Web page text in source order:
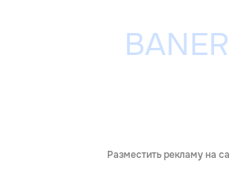
Разместить рекламу на